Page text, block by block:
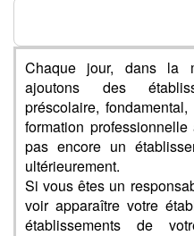
Chaque jour, dans la
ajoutons des
préscolaire,
formation professionnelle
pas encore un
ultérieurement.
Si vous êtes un
voir apparaître votre
établissements de